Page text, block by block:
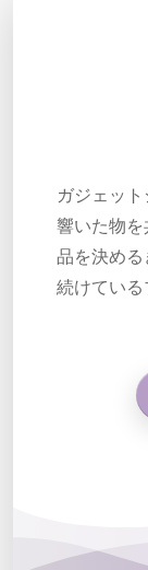
ガジェッ
響いた物を
品を決める
続けている